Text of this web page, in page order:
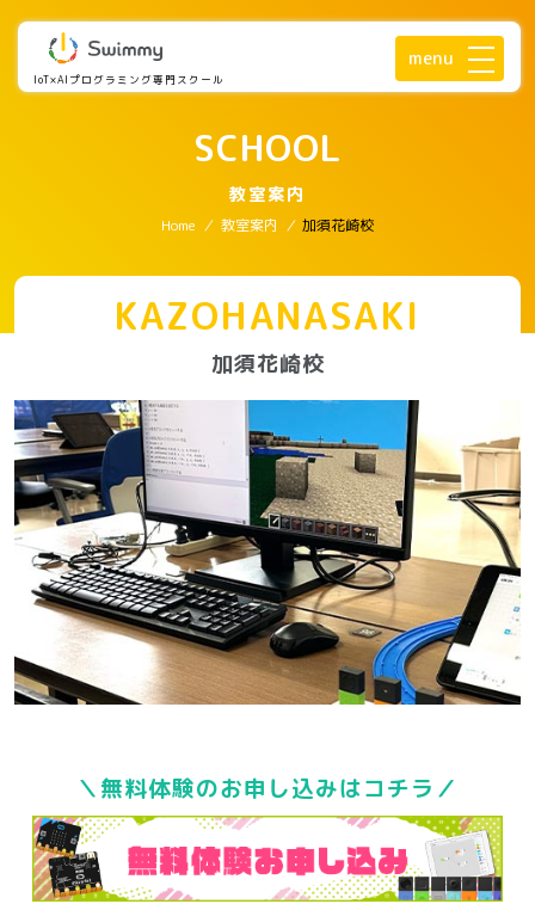
IoT×AIプログラミング専門スクール
menu
SCHOOL
教室案内
Home / 教室案内 / 加須花崎校
KAZOHANASAKI
加須花崎校
＼無料体験のお申し込みはコチラ／